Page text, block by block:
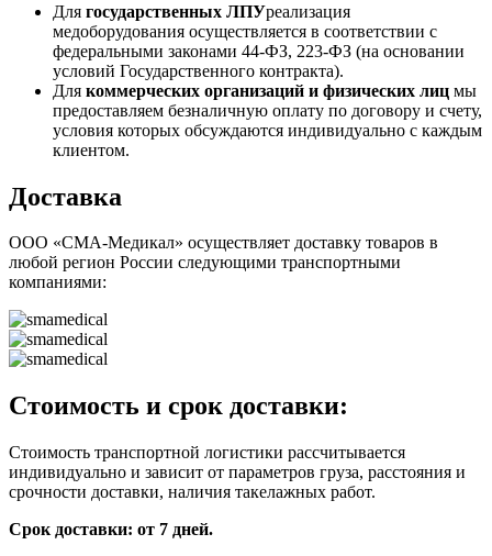
Для государственных ЛПУреализация
медоборудования осуществляется в соответствии с
федеральными законами 44-ФЗ, 223-ФЗ (на основании
условий Государственного контракта).
Для коммерческих организаций и физических лиц мы
предоставляем безналичную оплату по договору и счету,
условия которых обсуждаются индивидуально с каждым
клиентом.
Доставка
ООО «СМА-Медикал» осуществляет доставку товаров в
любой регион России следующими транспортными
компаниями:
Стоимость и срок доставки:
Стоимость транспортной логистики рассчитывается
индивидуально и зависит от параметров груза, расстояния и
срочности доставки, наличия такелажных работ.
Срок доставки: от 7 дней.